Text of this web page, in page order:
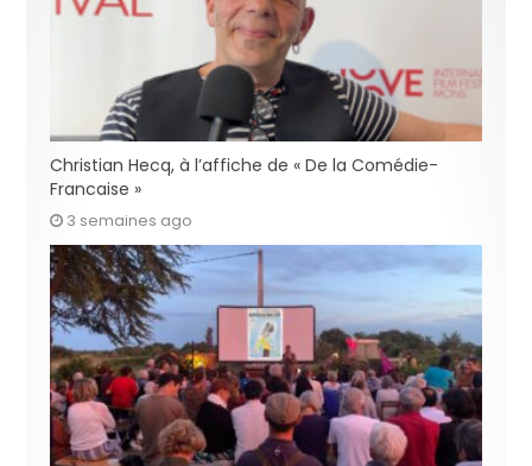
Christian Hecq, à l’affiche de « De la Comédie-
Francaise »
3 semaines ago